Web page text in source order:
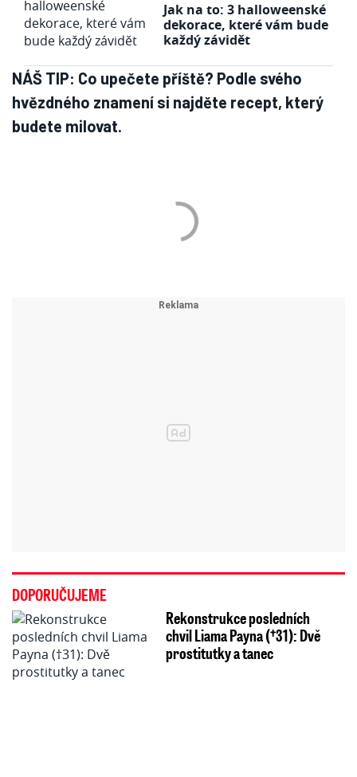
Jak na to: 3 halloweenské
dekorace, které vám bude
každý závidět
NÁŠ TIP: Co upečete příště? Podle svého
hvězdného znamení si najděte recept, který
budete milovat.
DOPORUČUJEME
Rekonstrukce posledních
chvil Liama Payna (†31): Dvě
prostitutky a tanec